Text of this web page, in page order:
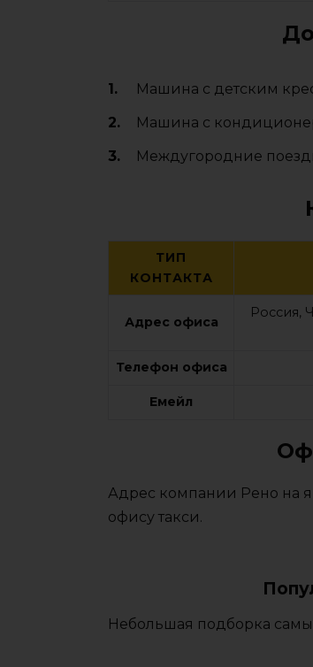
Машина с детским
Машина с
Междугородние
ТИП
КОНТАКТА
Адрес офиса
Россия,
Телефон офиса
Емейл
Адрес компании Рено на
офису такси.
Небольшая подборка